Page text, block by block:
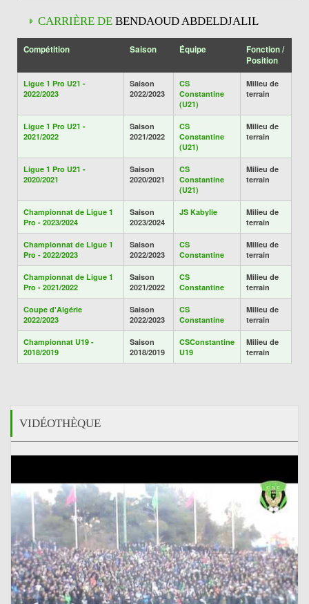
CARRIÈRE DE BENDAOUD ABDELDJALIL
Compétition Saison Équipe
Fonction /
Position
Ligue 1 Pro U21 -
2022/2023
Saison
2022/2023
CS
Constantine
(U21)
Milieu de
terrain
Ligue 1 Pro U21 -
2021/2022
Saison
2021/2022
CS
Constantine
(U21)
Milieu de
terrain
Ligue 1 Pro U21 -
2020/2021
Saison
2020/2021
CS
Constantine
(U21)
Milieu de
terrain
Championnat de Ligue 1
Pro - 2023/2024
Saison
2023/2024
JS Kabylie
Milieu de
terrain
Championnat de Ligue 1
Pro - 2022/2023
Saison
2022/2023
CS
Constantine
Milieu de
terrain
Championnat de Ligue 1
Pro - 2021/2022
Saison
2021/2022
CS
Constantine
Milieu de
terrain
Coupe d'Algérie
2022/2023
Saison
2022/2023
CS
Constantine
Milieu de
terrain
Championnat U19 -
2018/2019
Saison
2018/2019
CSConstantine
U19
Milieu de
terrain
VIDÉOTHÈQUE